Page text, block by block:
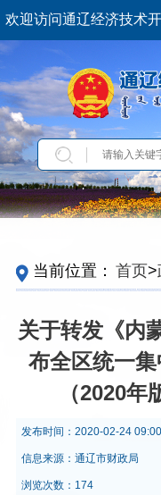
欢迎访问通辽经济技术开
当前位置： 首页>
定主动公开内容>
关于转发《内
布全区统一
（2020
发布时间： 2020-02-24 09:00
信息来源： 通辽市财政局
浏览次数：174